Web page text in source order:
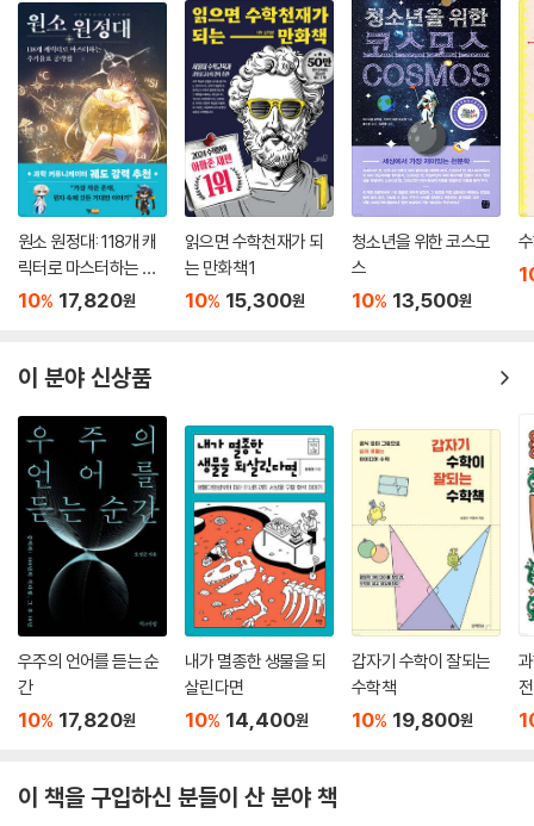
원소 원정대: 118개 캐
릭터로 마스터하는 주
기율표 공략집
10% 17,820원
읽으면 수학천재가 되
는 만화책 1
10% 15,300원
청소년을 위한 코스모
스
10% 13,500원
이 분야 신상품
우주의 언어를 듣는 순
간
10% 17,820원
내가 멸종한 생물을 되
살린다면
10% 14,400원
갑자기 수학이 잘되는
수학책
10% 19,800원
전
이 책을 구입하신 분들이 산 분야 책